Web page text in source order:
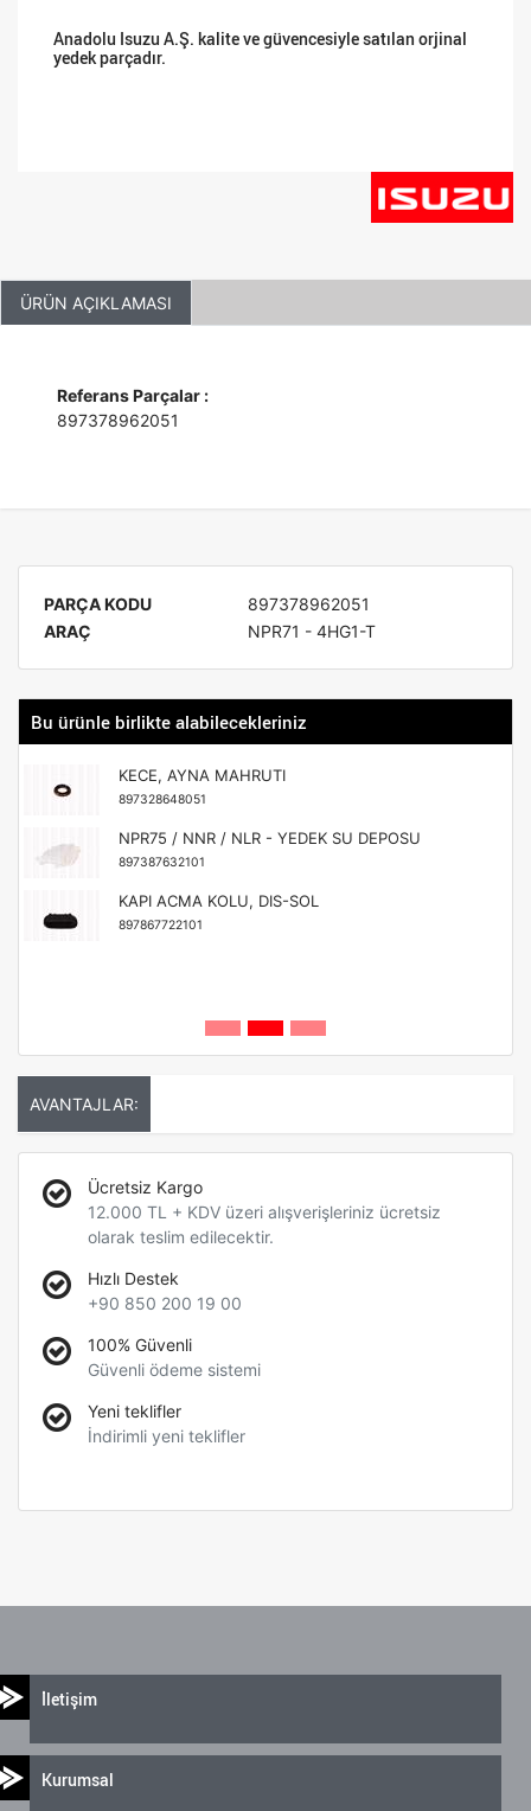
Anadolu Isuzu A.Ş. kalite ve güvencesiyle satılan orjinal
yedek parçadır.
ÜRÜN AÇIKLAMASI
Referans Parçalar :
897378962051
PARÇA KODU
897378962051
ARAÇ
NPR71 - 4HG1-T
Bu ürünle birlikte alabilecekleriniz
KECE, AYNA MAHRUTI
897328648051
NPR75 / NNR / NLR - YEDEK SU DEPOSU
897387632101
KAPI ACMA KOLU, DIS-SOL
897867722101
AVANTAJLAR:
Ücretsiz Kargo
12.000 TL + KDV üzeri alışverişleriniz ücretsiz
olarak teslim edilecektir.
Hızlı Destek
+90 850 200 19 00
100% Güvenli
Güvenli ödeme sistemi
Yeni teklifler
İndirimli yeni teklifler
İletişim
Kurumsal